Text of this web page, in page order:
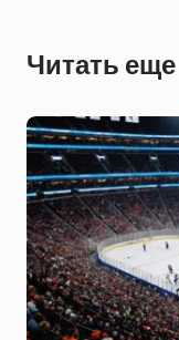
Читать еще